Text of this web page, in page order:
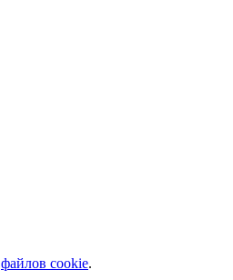
файлов cookie.